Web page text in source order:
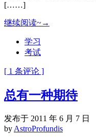
[……]
继续阅读~→
学习
考试
[ 1 条评论 ]
总有一种期待
发布于 2011 年 6 月 7 日
by AstroProfundis